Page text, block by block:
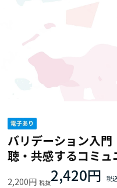
バリデーション入
聴・共感するコミ
2,200円 2,420円